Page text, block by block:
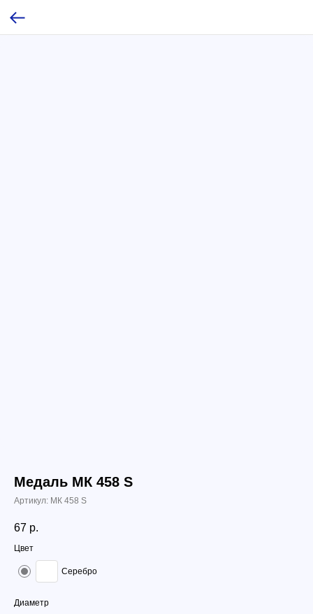
Медаль МК 458 S
Артикул: МК 458 S
67 р.
Цвет
Серебро
Диаметр